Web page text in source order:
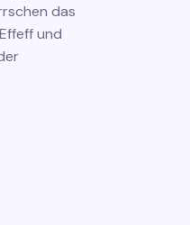
das
und